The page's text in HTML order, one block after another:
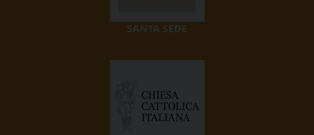
SANTA SEDE